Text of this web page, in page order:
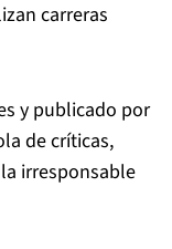
carreras
y publicado por
de críticas,
irresponsable